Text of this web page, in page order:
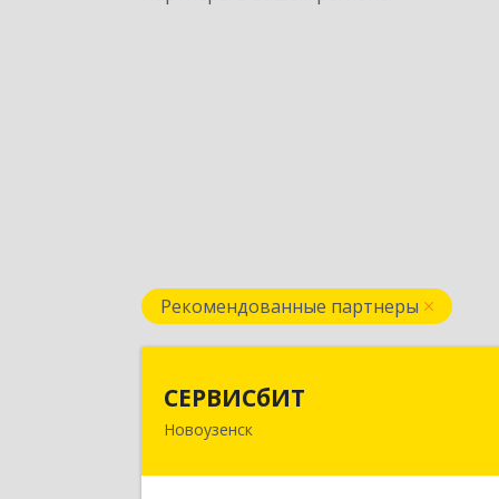
Рекомендованные партнеры
СЕРВИСбИТ
Новоузенск